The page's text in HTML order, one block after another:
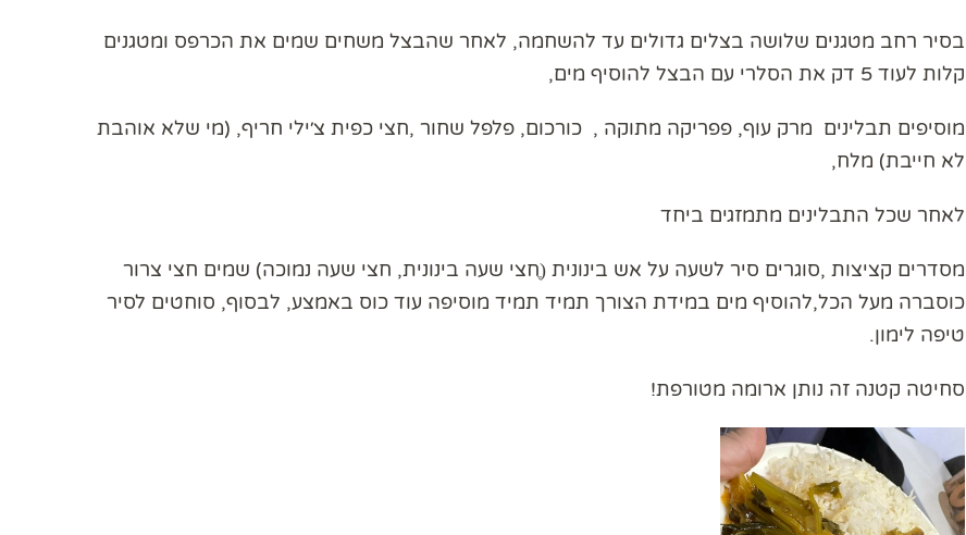
‏בסיר רחב מטגנים שלושה בצלים גדולים עד להשחמה, לאחר שהבצל משחים שמים את הכרפס ומטגנים
קלות לעוד 5 דק את הסלרי עם הבצל להוסיף מים,
מוסיפים תבלינים מרק עוף, פפריקה מתוקה , כורכום, פלפל שחור ,חצי כפית צ׳ילי חריף, (מי שלא אוהבת
לא חייבת) מלח,
לאחר שכל התבלינים מתמזגים ביחד
מסדרים קציצות ,סוגרים סיר לשעה על אש בינונית (ֶחצי שעה בינונית, חצי שעה נמוכה) שמים חצי צרור
כוסברה מעל הכל,להוסיף מים במידת הצורך תמיד תמיד מוסיפה עוד כוס באמצע, לבסוף, סוחטים לסיר
טיפה לימון.
סחיטה קטנה זה נותן ארומה מטורפת!